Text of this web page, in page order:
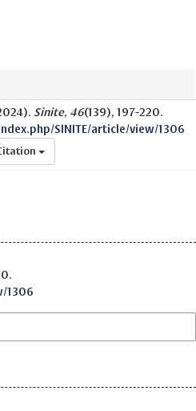
Sinite, 46(139), 197-220.
SINITE/article/view/1306
1306